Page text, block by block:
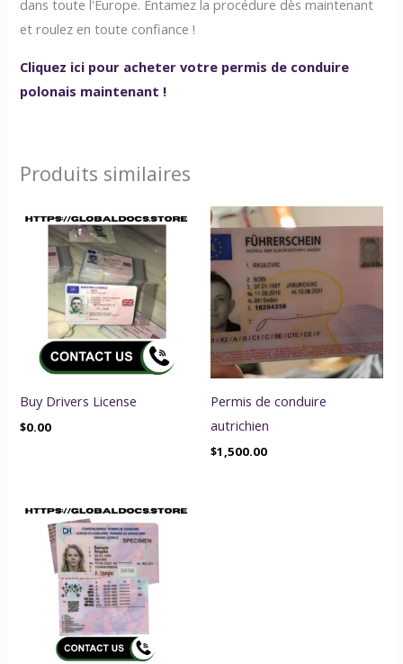
dans toute l'Europe. Entamez la procédure dès maintenant
et roulez en toute confiance !
Cliquez ici pour acheter votre permis de conduire
polonais maintenant !
Produits similaires
Buy Drivers License
$0.00
Permis de conduire
autrichien
$1,500.00